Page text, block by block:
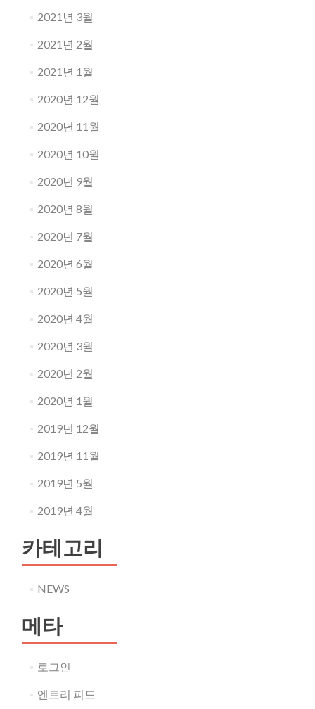
2021년 3월
2021년 2월
2021년 1월
2020년 12월
2020년 11월
2020년 10월
2020년 9월
2020년 8월
2020년 7월
2020년 6월
2020년 5월
2020년 4월
2020년 3월
2020년 2월
2020년 1월
2019년 12월
2019년 11월
2019년 5월
2019년 4월
카테고리
NEWS
메타
로그인
엔트리 피드